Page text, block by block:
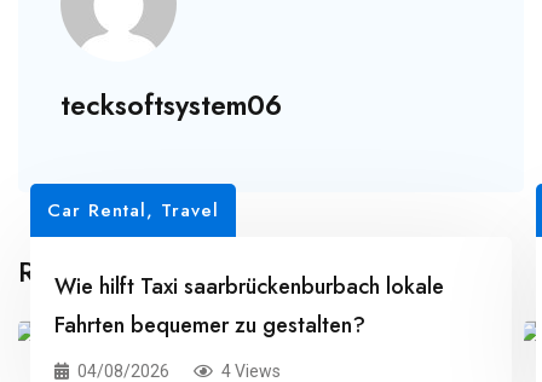
tecksoftsystem06
Related Posts
Car Rental, Travel
Wie hilft Taxi saarbrückenburbach lokale
Fahrten bequemer zu gestalten?
04/08/2026 4 Views